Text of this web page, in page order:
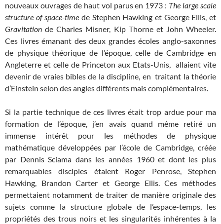
nouveaux ouvrages de haut vol parus en 1973 : The large scale
structure of space-time de Stephen Hawking et George Ellis, et
Gravitation de Charles Misner, Kip Thorne et John Wheeler.
Ces livres émanant des deux grandes écoles anglo-saxonnes
de physique théorique de l’époque, celle de Cambridge en
Angleterre et celle de Princeton aux Etats-Unis, allaient vite
devenir de vraies bibles de la discipline, en traitant la théorie
d’Einstein selon des angles différents mais complémentaires.
Si la partie technique de ces livres était trop ardue pour ma
formation de l’époque, j’en avais quand même retiré un
immense intérêt pour les méthodes de physique
mathématique développées par l’école de Cambridge, créée
par Dennis Sciama dans les années 1960 et dont les plus
remarquables disciples étaient Roger Penrose, Stephen
Hawking, Brandon Carter et George Ellis. Ces méthodes
permettaient notamment de traiter de manière originale des
sujets comme la structure globale de l’espace-temps, les
propriétés des trous noirs et les singularités inhérentes à la